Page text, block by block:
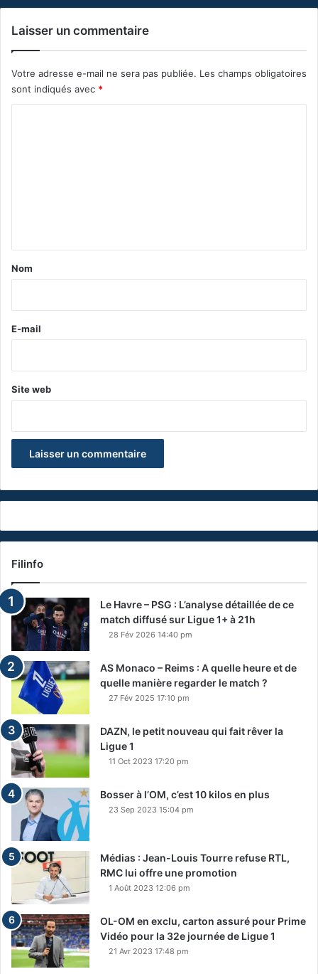
Laisser un commentaire
Votre adresse e-mail ne sera pas publiée. Les champs obligatoires
sont indiqués avec *
a
e
Nom
E-mail
Site web
Filinfo
Le Havre – PSG : L’analyse détaillée de ce
match diffusé sur Ligue 1+ à 21h
28 Fév 2026 14:40 pm
AS Monaco – Reims : A quelle heure et de
quelle manière regarder le match ?
27 Fév 2025 17:10 pm
DAZN, le petit nouveau qui fait rêver la
Ligue 1
11 Oct 2023 17:20 pm
Bosser à l’OM, c’est 10 kilos en plus
23 Sep 2023 15:04 pm
Médias : Jean-Louis Tourre refuse RTL,
RMC lui offre une promotion
1 Août 2023 12:06 pm
OL-OM en exclu, carton assuré pour Prime
Vidéo pour la 32e journée de Ligue 1
21 Avr 2023 17:48 pm